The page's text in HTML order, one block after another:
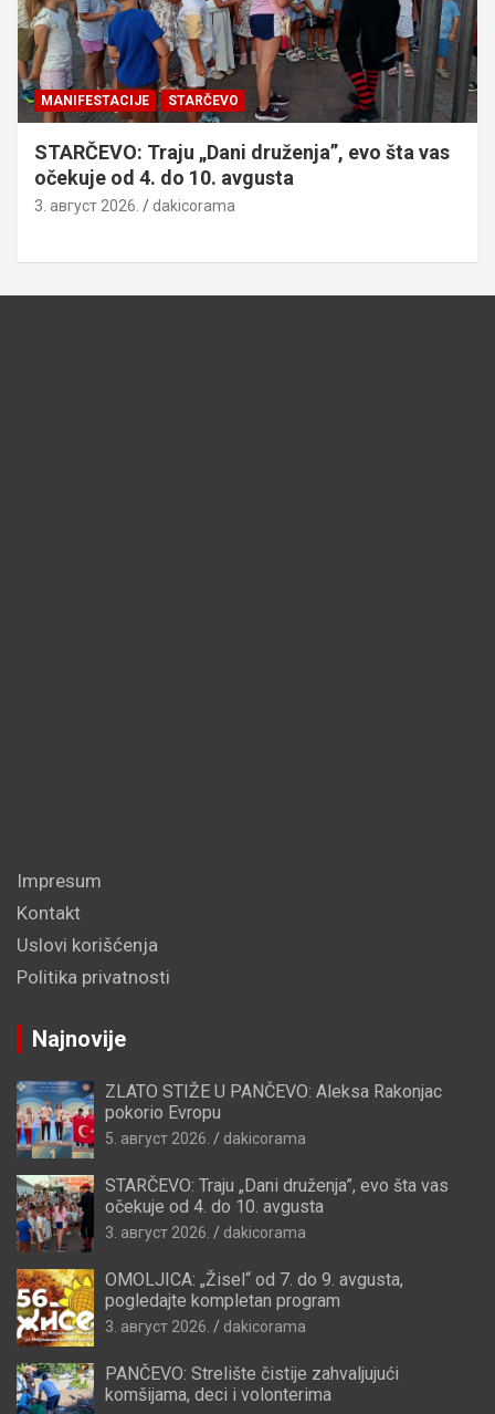
MANIFESTACIJE STARČEVO
STARČEVO: Traju „Dani druženja”, evo šta vas
očekuje od 4. do 10. avgusta
3. август 2026. dakicorama
Impresum
Kontakt
Uslovi korišćenja
Politika privatnosti
Najnovije
ZLATO STIŽE U PANČEVO: Aleksa Rakonjac
pokorio Evropu
5. август 2026. dakicorama
STARČEVO: Traju „Dani druženja”, evo šta vas
očekuje od 4. do 10. avgusta
3. август 2026. dakicorama
OMOLJICA: „Žisel“ od 7. do 9. avgusta,
pogledajte kompletan program
3. август 2026. dakicorama
PANČEVO: Strelište čistije zahvaljujući
komšijama, deci i volonterima